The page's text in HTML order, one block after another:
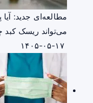
مطالعه‌ای جدید:
می‌تواند ریسک کبد